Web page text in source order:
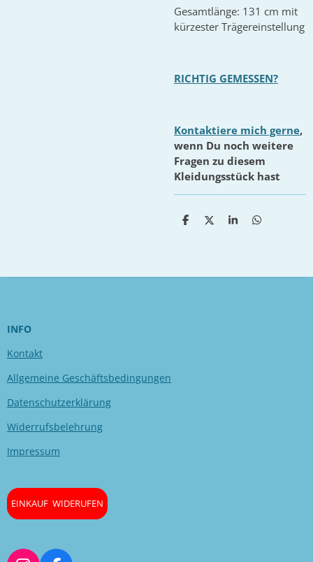
Gesamtlänge: 131 cm mit
kürzester Trägereinstellung
RICHTIG GEMESSEN?
Kontaktiere mich gerne,
wenn Du noch weitere
Fragen zu diesem
Kleidungsstück hast
T
n
T
n
T
n
T
n
INFO
Kontakt
Allgemeine Geschäftsbedingungen
Datenschutzerklärung
Widerrufsbelehrung
Impressum
EINKAUF WIDERUFEN